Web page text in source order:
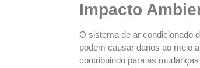
Impacto
O sistema de ar condicionado
podem causar danos ao meio
contribuindo para as